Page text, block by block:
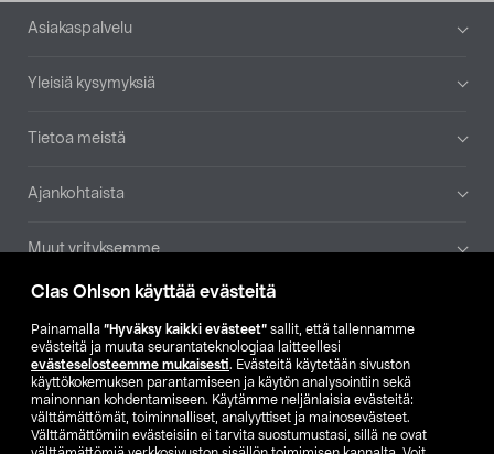
Clas Ohlson käyttää evästeitä
Painamalla ”Hyväksy kaikki evästeet” sallit, että tallennamme
evästeitä ja muuta seurantateknologiaa laitteellesi
evästeselosteemme mukaisesti. Evästeitä käytetään sivuston
käyttökokemuksen parantamiseen ja käytön analysointiin sekä
mainonnan kohdentamiseen. Käytämme neljänlaisia evästeitä:
välttämättömät, toiminnalliset, analyyttiset ja mainosevästeet.
Välttämättömiin evästeisiin ei tarvita suostumustasi, sillä ne ovat
Alatunniste
Asiakaspalvelu
Yleisiä kysymyksiä
Tietoa meistä
Ajankohtaista
Muut yrityksemme
Etsi myymälä
SE NO FI
FI SV